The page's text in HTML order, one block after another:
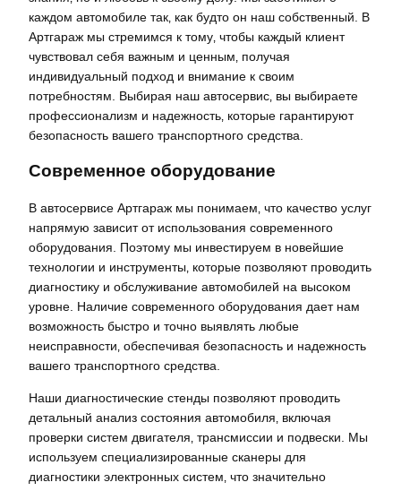
каждом автомобиле так‚ как будто он наш собственный. В
Артгараж мы стремимся к тому‚ чтобы каждый клиент
чувствовал себя важным и ценным‚ получая
индивидуальный подход и внимание к своим
потребностям. Выбирая наш автосервис‚ вы выбираете
профессионализм и надежность‚ которые гарантируют
безопасность вашего транспортного средства.
Современное оборудование
В автосервисе Артгараж мы понимаем‚ что качество услуг
напрямую зависит от использования современного
оборудования. Поэтому мы инвестируем в новейшие
технологии и инструменты‚ которые позволяют проводить
диагностику и обслуживание автомобилей на высоком
уровне. Наличие современного оборудования дает нам
возможность быстро и точно выявлять любые
неисправности‚ обеспечивая безопасность и надежность
вашего транспортного средства.
Наши диагностические стенды позволяют проводить
детальный анализ состояния автомобиля‚ включая
проверки систем двигателя‚ трансмиссии и подвески. Мы
используем специализированные сканеры для
диагностики электронных систем‚ что значительно